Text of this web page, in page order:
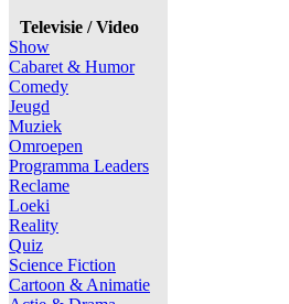
Televisie / Video
Show
Cabaret & Humor
Comedy
Jeugd
Muziek
Omroepen
Programma Leaders
Reclame
Loeki
Reality
Quiz
Science Fiction
Cartoon & Animatie